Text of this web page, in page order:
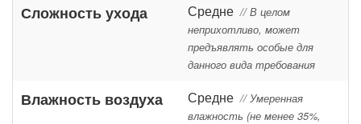
Сложность ухода Средне // В целом
неприхотливо, может
предъявлять особые для
данного вида требования
Влажность воздуха Средне // Умеренная
влажность (не менее 35%,